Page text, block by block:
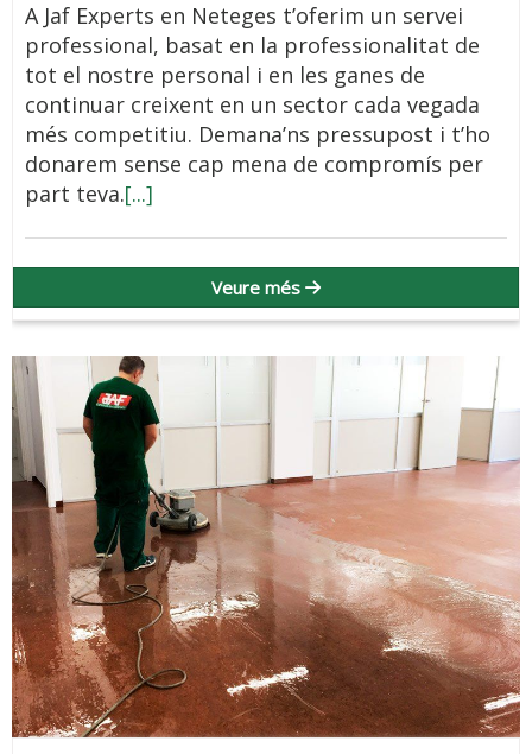
A Jaf Experts en Neteges t’oferim un servei
professional, basat en la professionalitat de
tot el nostre personal i en les ganes de
continuar creixent en un sector cada vegada
més competitiu. Demana’ns pressupost i t’ho
donarem sense cap mena de compromís per
part teva.[...]
Veure més